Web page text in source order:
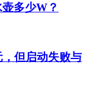
多少W？
，但启动失败与